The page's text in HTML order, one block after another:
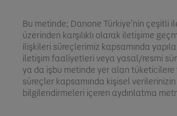
Bu metinde; Danone Türkiye’nin çeşitli
üzerinden karşılıklı olarak iletişime
ilişkileri süreçlerimiz kapsamında
iletişim faaliyetleri veya yasal/resmi
ya da işbu metinde yer alan tüketicilere
süreçler kapsamında kişisel
bilgilendirmeleri içeren aydınlatma